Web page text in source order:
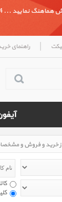
نمایید ... 88924854
| راهنمای